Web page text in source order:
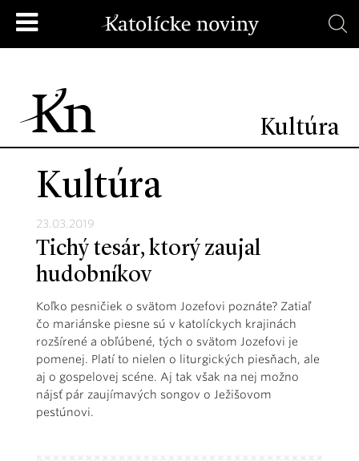
Kultúra
Kultúra
23.03.2019
Tichý tesár, ktorý zaujal
hudobníkov
Koľko pesničiek o svätom Jozefovi poznáte? Zatiaľ
čo mariánske piesne sú v katolíckych krajinách
rozšírené a obľúbené, tých o svätom Jozefovi je
pomenej. Platí to nielen o liturgických piesňach, ale
aj o gospelovej scéne. Aj tak však na nej možno
nájsť pár zaujímavých songov o Ježišovom
pestúnovi.